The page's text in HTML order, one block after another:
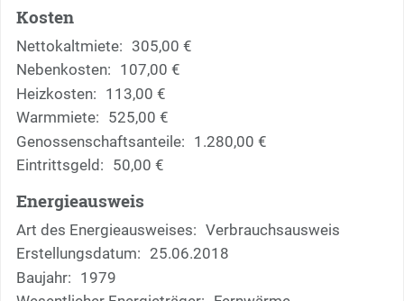
Kosten
Nettokaltmiete: 305,00 €
Nebenkosten: 107,00 €
Heizkosten: 113,00 €
Warmmiete: 525,00 €
Genossenschaftsanteile: 1.280,00 €
Eintrittsgeld: 50,00 €
Energieausweis
Art des Energieausweises: Verbrauchsausweis
Erstellungsdatum: 25.06.2018
Baujahr: 1979